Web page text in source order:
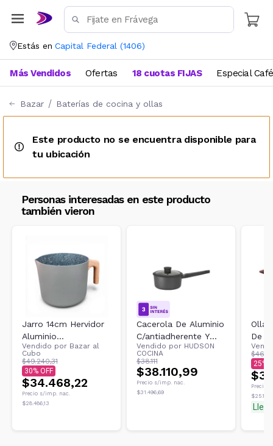
Estás en Capital Federal (1406)
Más Vendidos Ofertas 18 cuotas FIJAS Especial Café
Bazar Baterías de cocina y ollas
Este producto no se encuentra disponible para
tu ubicación
Personas interesadas en este producto
también vieron
Jarro 14cm Hervidor
Aluminio
Antiadherente
Granito Hudson
GRS27
Vendido por Bazar al
Cubo
$49.240,31
30
$34.468,22
Precio s/imp. nac.
$28.486,13
Cacerola De Aluminio
C/antiadherente Y
Mango 18cm Daily
Vendido por HUDSON
COCINA
$38.111
$38.110,99
Precio s/imp. nac.
$31.496,69
Olla
De
25
Precio
$25.159